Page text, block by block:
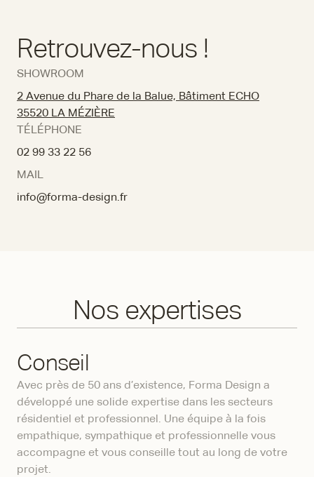
Retrouvez-nous !
SHOWROOM
2 Avenue du Phare de la Balue, Bâtiment ECHO
35520 LA MÉZIÈRE
TÉLÉPHONE
02 99 33 22 56
MAIL
info@forma-design.fr
Nos expertises
Conseil
Avec près de 50 ans d’existence, Forma Design a
développé une solide expertise dans les secteurs
résidentiel et professionnel. Une équipe à la fois
empathique, sympathique et professionnelle vous
accompagne et vous conseille tout au long de votre
projet.